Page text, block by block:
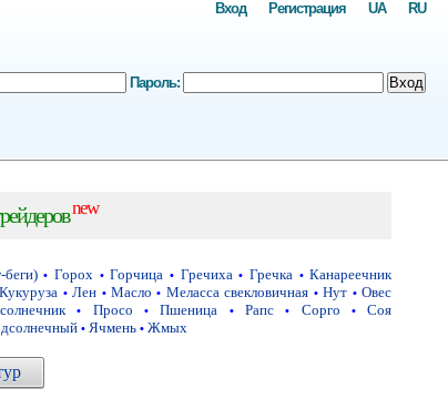
RU
UA
Регистрация
Вход
Пароль: Вход
new
• Горох • Горчица • Гречиха • Гречка • Канареечник
Кукуруза • Лен • Масло • Меласса свекловичная • Нут • Овес
• Просо • Пшеница • Рапс • Сорго • Соя
• Ячмень • Жмых